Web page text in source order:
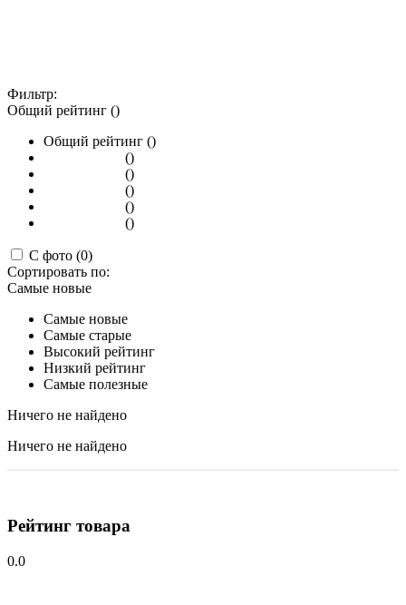
Фильтр:
Общий рейтинг ()
Общий рейтинг ()
()
()
()
()
()
С фото (0)
Сортировать по:
Самые новые
Самые новые
Самые старые
Высокий рейтинг
Низкий рейтинг
Самые полезные
Ничего не найдено
Ничего не найдено
Рейтинг товара
0.0